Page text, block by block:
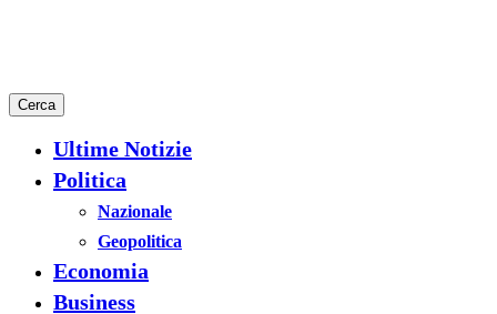
Cerca
Ultime Notizie
Politica
Nazionale
Geopolitica
Economia
Business